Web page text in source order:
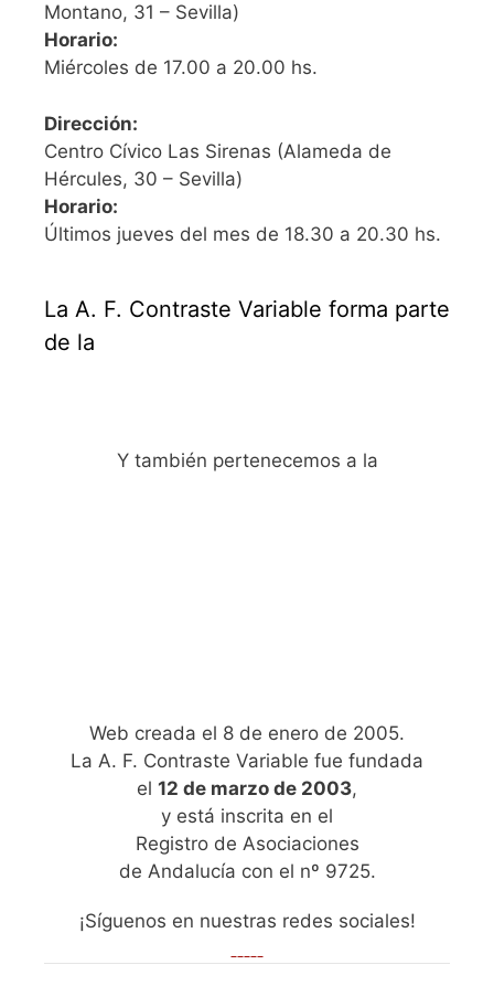
Montano, 31 – Sevilla)
Horario:
Miércoles de 17.00 a 20.00 hs.
Dirección:
Centro Cívico Las Sirenas (Alameda de
Hércules, 30 – Sevilla)
Horario:
Últimos jueves del mes de 18.30 a 20.30 hs.
La A. F. Contraste Variable forma parte
de la
Y también pertenecemos a la
Web creada el 8 de enero de 2005.
La A. F. Contraste Variable fue fundada
el 12 de marzo de 2003,
y está inscrita en el
Registro de Asociaciones
de Andalucía con el nº 9725.
¡Síguenos en nuestras redes sociales!